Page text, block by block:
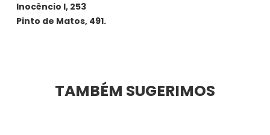
Inocêncio I, 253
Pinto de Matos, 491.
TAMBÉM SUGERIMOS